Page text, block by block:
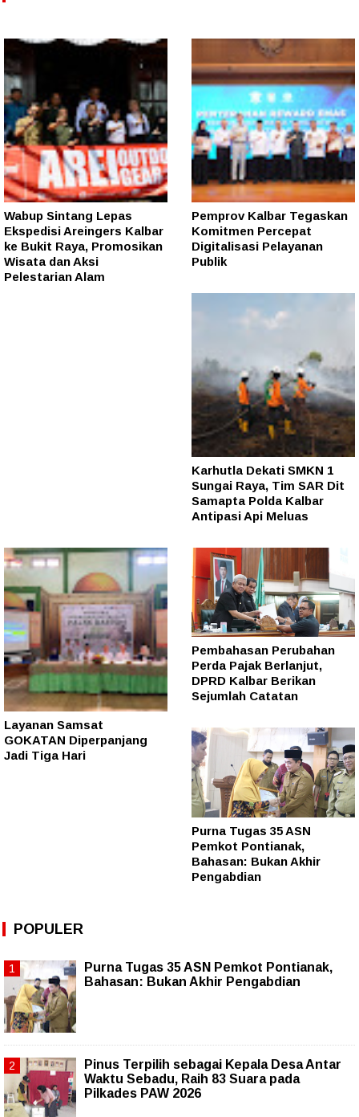
Wabup Sintang Lepas
Ekspedisi Areingers Kalbar
ke Bukit Raya, Promosikan
Wisata dan Aksi
Pelestarian Alam
Pemprov Kalbar Tegaskan
Komitmen Percepat
Digitalisasi Pelayanan
Publik
Karhutla Dekati SMKN 1
Sungai Raya, Tim SAR Dit
Samapta Polda Kalbar
Antipasi Api Meluas
Layanan Samsat
GOKATAN Diperpanjang
Jadi Tiga Hari
Pembahasan Perubahan
Perda Pajak Berlanjut,
DPRD Kalbar Berikan
Sejumlah Catatan
Purna Tugas 35 ASN
Pemkot Pontianak,
Bahasan: Bukan Akhir
Pengabdian
POPULER
Purna Tugas 35 ASN Pemkot Pontianak,
Bahasan: Bukan Akhir Pengabdian
Pinus Terpilih sebagai Kepala Desa Antar
Waktu Sebadu, Raih 83 Suara pada
Pilkades PAW 2026